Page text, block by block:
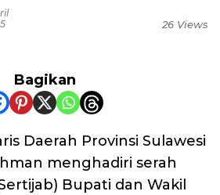
26 Views
Bagikan
Daerah Provinsi Sulawesi
menghadiri serah
Bupati dan Wakil